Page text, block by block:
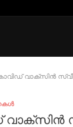
വാക്‌സിൻ